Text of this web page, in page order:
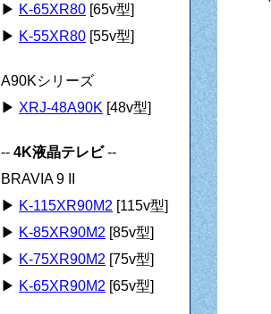
▶ K-65XR80 [65v型]
▶ K-55XR80 [55v型]
A90Kシリーズ
▶ XRJ-48A90K [48v型]
--4K液晶テレビ--
BRAVIA 9 II
▶ K-115XR90M2 [115v型]
▶ K-85XR90M2 [85v型]
▶ K-75XR90M2 [75v型]
▶ K-65XR90M2 [65v型]